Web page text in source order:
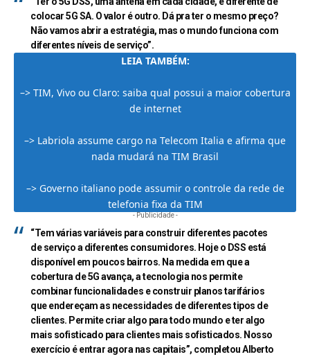
colocar 5G SA. O valor é outro. Dá pra ter o mesmo preço?
Não vamos abrir a estratégia, mas o mundo funciona com
diferentes níveis de serviço”.
LEIA TAMBÉM:
–> TIM, Vivo ou Claro: saiba qual possui a maior cobertura
de internet
–> Labriola assume cargo na Telecom Italia e afirma que
nada mudará na TIM Brasil
–> Governo italiano pode assumir o controle da rede de
telefonia fixa da TIM
- Publicidade -
“Tem várias variáveis para construir diferentes pacotes
de serviço a diferentes consumidores. Hoje o DSS está
disponível em poucos bairros. Na medida em que a
cobertura de 5G avança, a tecnologia nos permite
combinar funcionalidades e construir planos tarifários
que endereçam as necessidades de diferentes tipos de
clientes. Permite criar algo para todo mundo e ter algo
mais sofisticado para clientes mais sofisticados. Nosso
exercício é entrar agora nas capitais”, completou Alberto